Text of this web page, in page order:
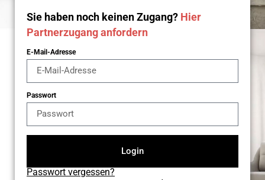
Sie haben noch keinen Zugang? Hier
Partnerzugang anfordern
E-Mail-Adresse
Passwort
Login
Passwort vergessen?